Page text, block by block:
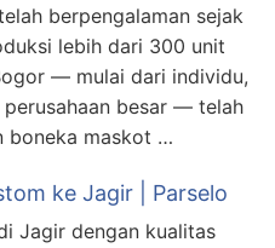
berpengalaman sejak
lebih dari 300 unit
— mulai dari individu,
besar — telah
boneka maskot …
ke Jagir | Parselo
Jagir dengan kualitas